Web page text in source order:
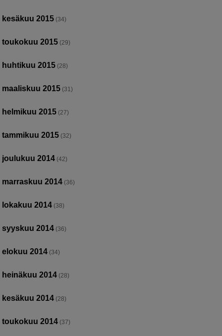
kesäkuu 2015 (34)
toukokuu 2015 (29)
huhtikuu 2015 (28)
maaliskuu 2015 (31)
helmikuu 2015 (27)
tammikuu 2015 (32)
joulukuu 2014 (42)
marraskuu 2014 (36)
lokakuu 2014 (38)
syyskuu 2014 (36)
elokuu 2014 (34)
heinäkuu 2014 (28)
kesäkuu 2014 (28)
toukokuu 2014 (37)